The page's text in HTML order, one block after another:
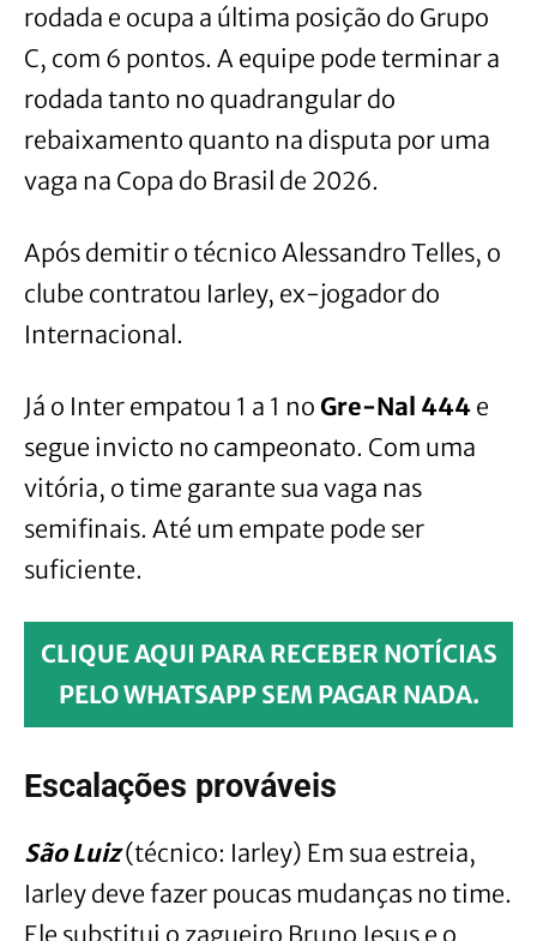
rodada e ocupa a última posição do Grupo
C, com 6 pontos. A equipe pode terminar a
rodada tanto no quadrangular do
rebaixamento quanto na disputa por uma
vaga na Copa do Brasil de 2026.
Após demitir o técnico Alessandro Telles, o
clube contratou Iarley, ex-jogador do
Internacional.
Já o Inter empatou 1 a 1 no Gre-Nal 444 e
segue invicto no campeonato. Com uma
vitória, o time garante sua vaga nas
semifinais. Até um empate pode ser
suficiente.
CLIQUE AQUI PARA RECEBER NOTÍCIAS
PELO WHATSAPP SEM PAGAR NADA.
Escalações prováveis
São Luiz (técnico: Iarley) Em sua estreia,
Iarley deve fazer poucas mudanças no time.
Ele substitui o zagueiro Bruno Jesus e o